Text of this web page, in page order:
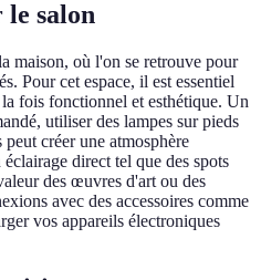
salon
maison, où l'on se retrouve pour
Pour cet espace, il est essentiel
fois fonctionnel et esthétique. Un
utiliser des lampes sur pieds
créer une atmosphère
direct tel que des spots
des œuvres d'art ou des
avec des accessoires comme
vos appareils électroniques